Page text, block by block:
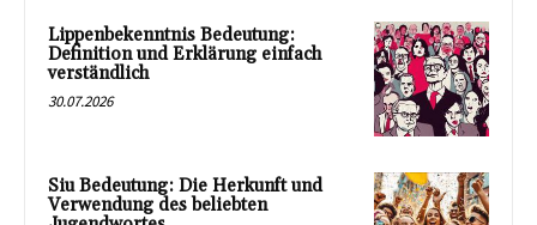
Lippenbekenntnis Bedeutung:
Definition und Erklärung einfach
verständlich
30.07.2026
Siu Bedeutung: Die Herkunft und
Verwendung des beliebten